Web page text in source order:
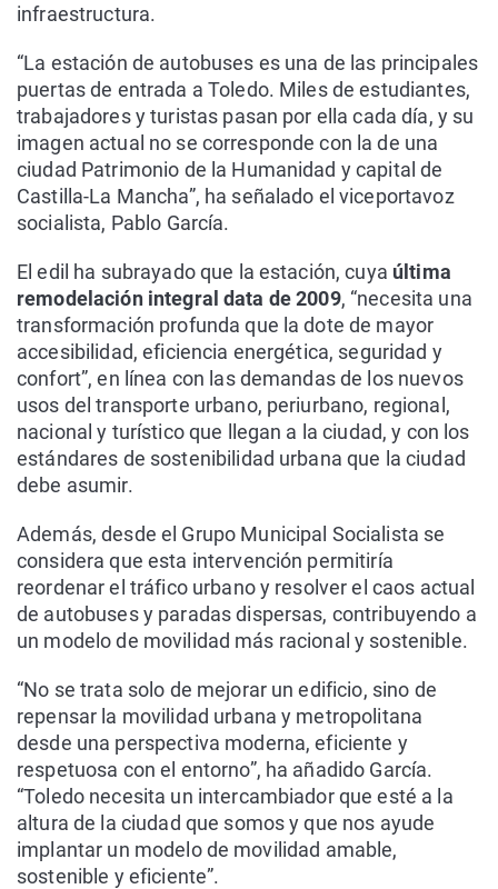
infraestructura.
“La estación de autobuses es una de las principales
puertas de entrada a Toledo. Miles de estudiantes,
trabajadores y turistas pasan por ella cada día, y su
imagen actual no se corresponde con la de una
ciudad Patrimonio de la Humanidad y capital de
Castilla-La Mancha”, ha señalado el viceportavoz
socialista, Pablo García.
El edil ha subrayado que la estación, cuya última
remodelación integral data de 2009, “necesita una
transformación profunda que la dote de mayor
accesibilidad, eficiencia energética, seguridad y
confort”, en línea con las demandas de los nuevos
usos del transporte urbano, periurbano, regional,
nacional y turístico que llegan a la ciudad, y con los
estándares de sostenibilidad urbana que la ciudad
debe asumir.
Además, desde el Grupo Municipal Socialista se
considera que esta intervención permitiría
reordenar el tráfico urbano y resolver el caos actual
de autobuses y paradas dispersas, contribuyendo a
un modelo de movilidad más racional y sostenible.
“No se trata solo de mejorar un edificio, sino de
repensar la movilidad urbana y metropolitana
desde una perspectiva moderna, eficiente y
respetuosa con el entorno”, ha añadido García.
“Toledo necesita un intercambiador que esté a la
altura de la ciudad que somos y que nos ayude
implantar un modelo de movilidad amable,
sostenible y eficiente”.